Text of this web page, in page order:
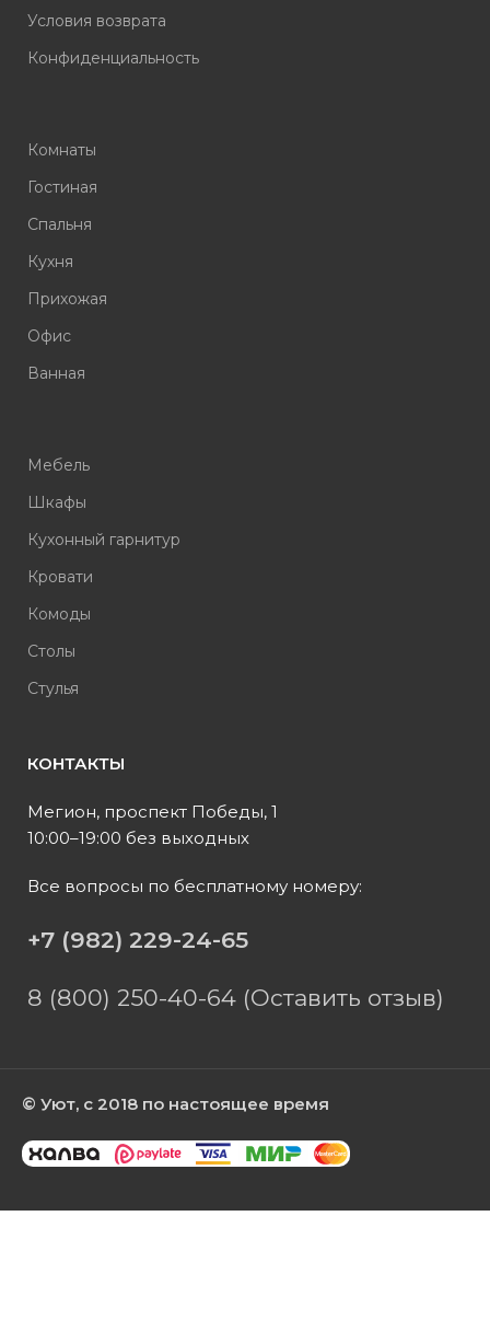
Условия возврата
Конфиденциальность
Комнаты
Гостиная
Спальня
Кухня
Прихожая
Офис
Ванная
Мебель
Шкафы
Кухонный гарнитур
Кровати
Комоды
Столы
Стулья
КОНТАКТЫ
Мегион, проспект Победы, 1
10:00–19:00 без выходных
Все вопросы по бесплатному номеру:
+7 (982) 229-24-65
8 (800) 250-40-64 (Оставить отзыв)
© Уют, с 2018 по настоящее время